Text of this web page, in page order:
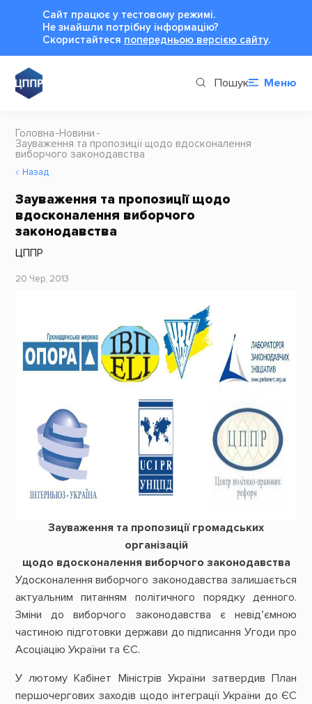
Сайт працює у тестовому режимі.
Не знайшли потрібну інформацію?
Cкористайтеся попередньою версією сайту.
Пошук Меню
Головна Новини
Зауваження та пропозиції щодо вдосконалення
виборчого законодавства
Назад
Зауваження та пропозиції щодо
вдосконалення виборчого
законодавства
ЦППР
20 Чер, 2013
Зауваження та пропозиції громадських
організацій
щодо вдосконалення виборчого законодавства
Удосконалення виборчого законодавства залишається
актуальним питанням політичного порядку денного.
Зміни до виборчого законодавства є невід’ємною
частиною підготовки держави до підписання Угоди про
Асоціацію України та ЄС.
У лютому Кабінет Міністрів України затвердив План
першочергових заходів щодо інтеграції України до ЄС